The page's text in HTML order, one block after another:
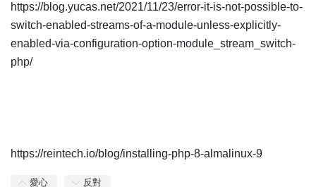
https://blog.yucas.net/2021/11/23/error-it-is-not-possible-to-
switch-enabled-streams-of-a-module-unless-explicitly-
enabled-via-configuration-option-module_stream_switch-
php/
https://reintech.io/blog/installing-php-8-almalinux-9
愛心 反對